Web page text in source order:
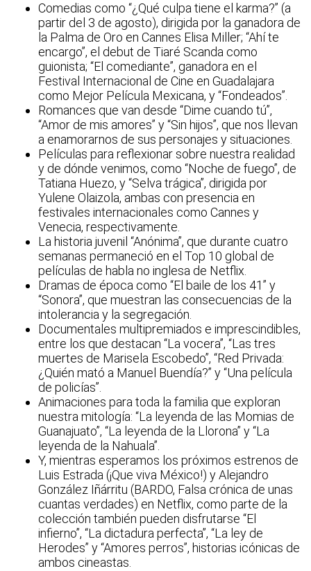
Comedias como “¿Qué culpa tiene el karma?” (a
partir del 3 de agosto), dirigida por la ganadora de
la Palma de Oro en Cannes Elisa Miller; “Ahí te
encargo”, el debut de Tiaré Scanda como
guionista; “El comediante”, ganadora en el
Festival Internacional de Cine en Guadalajara
como Mejor Película Mexicana, y “Fondeados”.
Romances que van desde “Dime cuando tú”,
“Amor de mis amores” y “Sin hijos”, que nos llevan
a enamorarnos de sus personajes y situaciones.
Películas para reflexionar sobre nuestra realidad
y de dónde venimos, como “Noche de fuego”, de
Tatiana Huezo, y “Selva trágica”, dirigida por
Yulene Olaizola, ambas con presencia en
festivales internacionales como Cannes y
Venecia, respectivamente.
La historia juvenil “Anónima”, que durante cuatro
semanas permaneció en el Top 10 global de
películas de habla no inglesa de Netflix.
Dramas de época como “El baile de los 41” y
“Sonora”, que muestran las consecuencias de la
intolerancia y la segregación.
Documentales multipremiados e imprescindibles,
entre los que destacan “La vocera”, “Las tres
muertes de Marisela Escobedo”, “Red Privada:
¿Quién mató a Manuel Buendía?” y “Una película
de policías”.
Animaciones para toda la familia que exploran
nuestra mitología: “La leyenda de las Momias de
Guanajuato”, “La leyenda de la Llorona” y “La
leyenda de la Nahuala”.
Y, mientras esperamos los próximos estrenos de
Luis Estrada (¡Que viva México!) y Alejandro
González Iñárritu (BARDO, Falsa crónica de unas
cuantas verdades) en Netflix, como parte de la
colección también pueden disfrutarse “El
infierno”, “La dictadura perfecta”, “La ley de
Herodes” y “Amores perros”, historias icónicas de
ambos cineastas.